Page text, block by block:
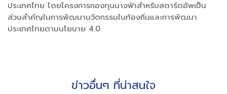
ประเทศไทย โดยโครงการกองทุนนางฟ้าสำหรับสตาร์ตอัพเป็น
ส่วนสำคัญในการพัฒนานวัตกรรมในท้องถิ่นและการพัฒนา
ประเทศไทยตามนโยบาย 4.0
ข่าวอื่นๆ ที่น่าสนใจ